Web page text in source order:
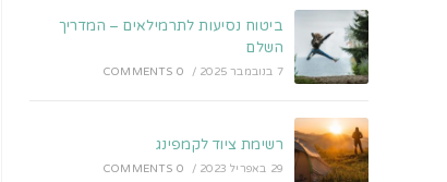
ביטוח נסיעות לתרמילאים – המדריך
השלם
7 בנובמבר 2025 /
0 COMMENTS
רשימת ציוד לקמפינג
29 באפריל 2023 /
0 COMMENTS